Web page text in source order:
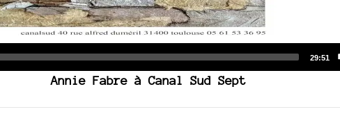
Total
29:51
Annie Fabre à Canal Sud Sept